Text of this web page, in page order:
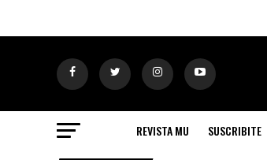
REVISTA MU SUSCRIBITE